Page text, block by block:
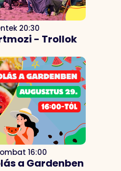
20:30
- Trollok
16:00
a Gardenben